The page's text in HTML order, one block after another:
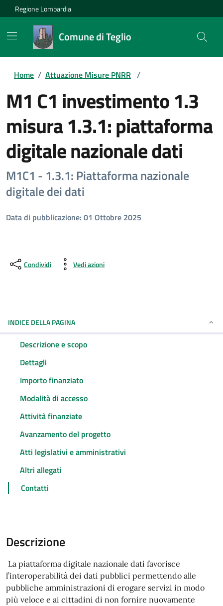
Regione Lombardia
Comune di Teglio
Home / Attuazione Misure PNRR /
M1 C1 investimento 1.3
misura 1.3.1: piattaforma
digitale nazionale dati
M1C1 - 1.3.1: Piattaforma nazionale
digitale dei dati
Data di pubblicazione: 01 Ottobre 2025
Condividi Vedi azioni
INDICE DELLA PAGINA
Descrizione e scopo
Dettagli
Importo finanziato
Modalità di accesso
Attività finanziate
Avanzamento del progetto
Atti legislativi e amministrativi
Altri allegati
Contatti
Descrizione
La piattaforma digitale nazionale dati favorisce
l’interoperabilità dei dati pubblici permettendo alle
pubbliche amministrazioni di erogare servizi in modo
più veloce e ai cittadini di non fornire nuovamente